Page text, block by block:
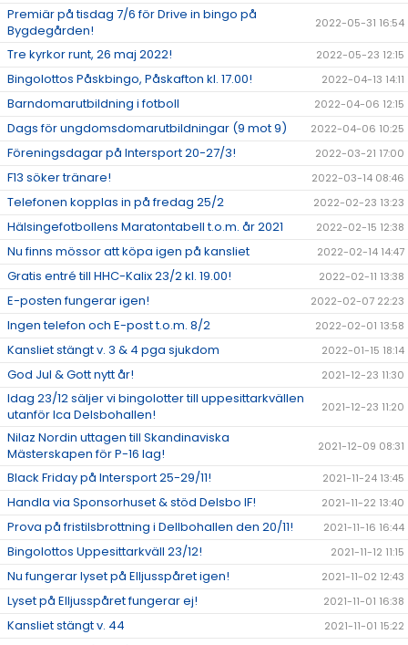
Premiär på tisdag 7/6 för Drive in bingo på
Bygdegården!
2022-05-31 16:54
Tre kyrkor runt, 26 maj 2022! 2022-05-23 12:15
Bingolottos Påskbingo, Påskafton kl. 17.00! 2022-04-13 14:11
Barndomarutbildning i fotboll 2022-04-06 12:15
Dags för ungdomsdomarutbildningar (9 mot 9) 2022-04-06 10:25
Föreningsdagar på Intersport 20-27/3! 2022-03-21 17:00
F13 söker tränare! 2022-03-14 08:46
Telefonen kopplas in på fredag 25/2 2022-02-23 13:23
Hälsingefotbollens Maratontabell t.o.m. år 2021 2022-02-15 12:38
Nu finns mössor att köpa igen på kansliet 2022-02-14 14:47
Gratis entré till HHC-Kalix 23/2 kl. 19.00! 2022-02-11 13:38
E-posten fungerar igen! 2022-02-07 22:23
Ingen telefon och E-post t.o.m. 8/2 2022-02-01 13:58
Kansliet stängt v. 3 & 4 pga sjukdom 2022-01-15 18:14
God Jul & Gott nytt år! 2021-12-23 11:30
Idag 23/12 säljer vi bingolotter till uppesittarkvällen
utanför Ica Delsbohallen!
2021-12-23 11:20
Nilaz Nordin uttagen till Skandinaviska
Mästerskapen för P-16 lag!
2021-12-09 08:31
Black Friday på Intersport 25-29/11! 2021-11-24 13:45
Handla via Sponsorhuset & stöd Delsbo IF! 2021-11-22 13:40
Prova på fristilsbrottning i Dellbohallen den 20/11! 2021-11-16 16:44
Bingolottos Uppesittarkväll 23/12! 2021-11-12 11:15
Nu fungerar lyset på Elljusspåret igen! 2021-11-02 12:43
Lyset på Elljusspåret fungerar ej! 2021-11-01 16:38
Kansliet stängt v. 44 2021-11-01 15:22